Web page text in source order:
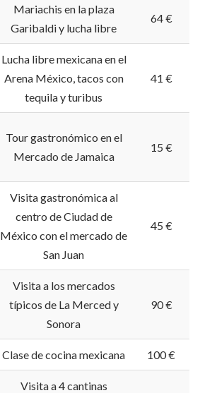
Mariachis en la plaza
Garibaldi y lucha libre
64 €
Lucha libre mexicana en el
Arena México, tacos con
tequila y turibus
41 €
Tour gastronómico en el
Mercado de Jamaica
15 €
Visita gastronómica al
centro de Ciudad de
México con el mercado de
San Juan
45 €
Visita a los mercados
típicos de La Merced y
Sonora
90 €
Clase de cocina mexicana 100 €
Visita a 4 cantinas